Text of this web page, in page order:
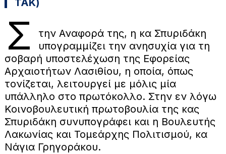
ΤΑΚ)
Σ
την Αναφορά της, η κα Σπυριδάκη
υπογραμμίζει την ανησυχία για τη
σοβαρή υποστελέχωση της Εφορείας
Αρχαιοτήτων Λασιθίου, η οποία, όπως
τονίζεται, λειτουργεί με μόλις μία
υπάλληλο στο πρωτόκολλο. Στην εν λόγω
Κοινοβουλευτική πρωτοβουλία της κας
Σπυριδάκη συνυπογράφει και η Βουλευτής
Λακωνίας και Τομεάρχης Πολιτισμού, κα
Νάγια Γρηγοράκου.